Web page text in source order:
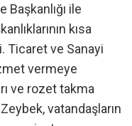
Başkanlığı ile
kısa
Ticaret ve Sanayi
vermeye
ve rozet takma
vatandaşların